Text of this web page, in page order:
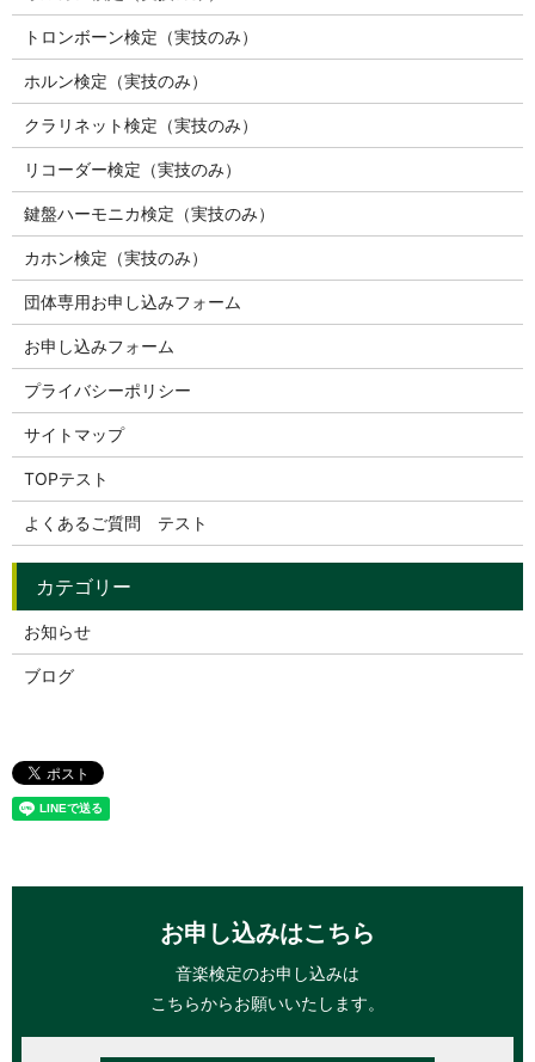
トロンボーン検定（実技のみ）
ホルン検定（実技のみ）
クラリネット検定（実技のみ）
リコーダー検定（実技のみ）
鍵盤ハーモニカ検定（実技のみ）
カホン検定（実技のみ）
団体専用お申し込みフォーム
お申し込みフォーム
プライバシーポリシー
サイトマップ
TOPテスト
よくあるご質問 テスト
お知らせ
ブログ
お申し込みはこちら
音楽検定のお申し込みは
こちらからお願いいたします。